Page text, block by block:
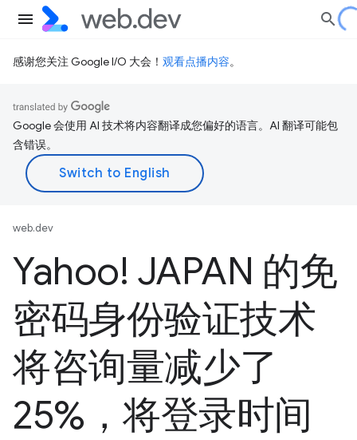
感谢您关注 Google I/O 大会！ 观看点播内容。
Google 会使用 AI 技术将内容翻译成您偏好的语言。AI 翻译可能包
含错误。
web.dev
Yahoo! JAPAN 的免
密码身份验证技术
将咨询量减少了
25%，将登录时间